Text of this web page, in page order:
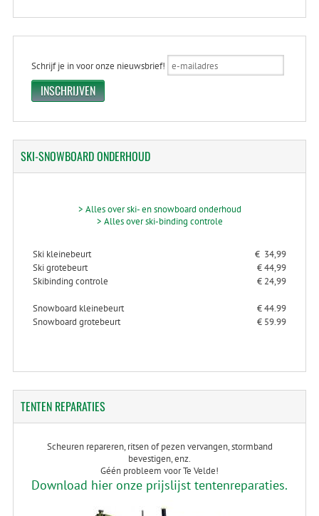
Schrijf je in voor onze nieuwsbrief!
SKI-SNOWBOARDONDERHOUD
> Alles over ski- en snowboard onderhoud
> Alles over ski-binding controle
Ski kleinebeurt
€ 34,99
Ski grotebeurt
€ 44,99
Skibinding controle
€ 24,99
Snowboard kleinebeurt
€ 44.99
Snowboard grotebeurt
€ 59.99
TENTENREPARATIES
Scheuren repareren, ritsen of pezen vervangen, stormband
bevestigen, enz.
Géén probleem voor Te Velde!
Download hier onze prijslijst tentenreparaties.